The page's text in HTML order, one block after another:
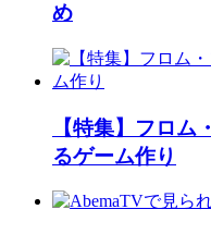
め
【特集】フロ
るゲーム作り